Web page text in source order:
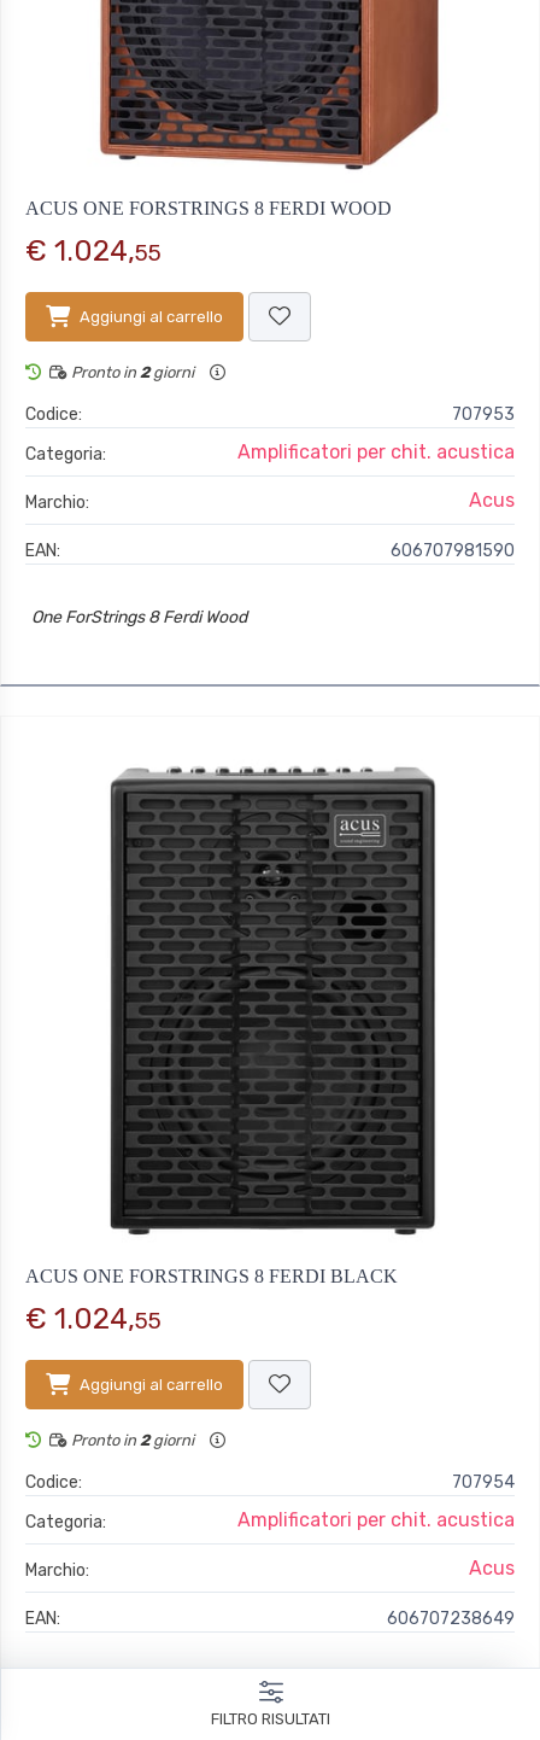
ACUS ONE FORSTRINGS 8 FERDI WOOD
€ 1.024,55
Aggiungi al carrello
Pronto in 2giorni
Codice:
707953
Categoria:
Amplificatori per chit. acustica
Marchio: Acus
EAN: 606707981590
One ForStrings 8 Ferdi Wood
ACUS ONE FORSTRINGS 8 FERDI BLACK
€ 1.024,55
Aggiungi al carrello
Pronto in 2giorni
Codice:
707954
Categoria:
Amplificatori per chit. acustica
Marchio: Acus
EAN: 606707238649
FILTRO RISULTATI